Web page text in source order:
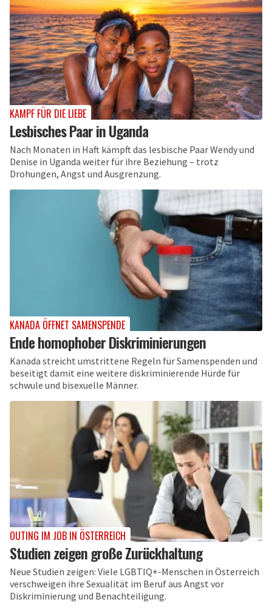
KAMPF FÜR DIE LIEBE
Lesbisches Paar in Uganda
Nach Monaten in Haft kämpft das lesbische Paar Wendy und
Denise in Uganda weiter für ihre Beziehung – trotz
Drohungen, Angst und Ausgrenzung.
KANADA ÖFFNET SAMENSPENDE
Ende homophober Diskriminierungen
Kanada streicht umstrittene Regeln für Samenspenden und
beseitigt damit eine weitere diskriminierende Hürde für
schwule und bisexuelle Männer.
OUTING IM JOB IN ÖSTERREICH
Studien zeigen große Zurückhaltung
Neue Studien zeigen: Viele LGBTIQ+-Menschen in Österreich
verschweigen ihre Sexualität im Beruf aus Angst vor
Diskriminierung und Benachteiligung.